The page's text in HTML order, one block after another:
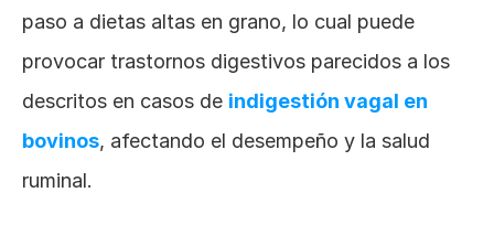
paso a dietas altas en grano, lo cual puede
provocar trastornos digestivos parecidos a los
descritos en casos de indigestión vagal en
bovinos, afectando el desempeño y la salud
ruminal.